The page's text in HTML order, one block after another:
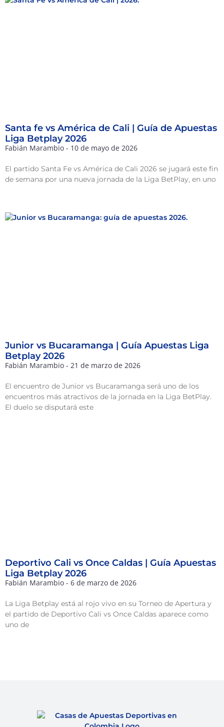
Santa fe vs América de Cali | Guía de Apuestas
Liga Betplay 2026
Fabián Marambio 10 de mayo de 2026
El partido Santa Fe vs América de Cali 2026 se jugará este fin
de semana por una nueva jornada de la Liga BetPlay, en uno
Junior vs Bucaramanga | Guía Apuestas Liga
Betplay 2026
Fabián Marambio 21 de marzo de 2026
El encuentro de Junior vs Bucaramanga será uno de los
encuentros más atractivos de la jornada en la Liga BetPlay.
El duelo se disputará este
Deportivo Cali vs Once Caldas | Guía Apuestas
Liga Betplay 2026
Fabián Marambio 6 de marzo de 2026
La Liga Betplay está al rojo vivo en su Torneo de Apertura y
el partido de Deportivo Cali vs Once Caldas aparece como
uno de